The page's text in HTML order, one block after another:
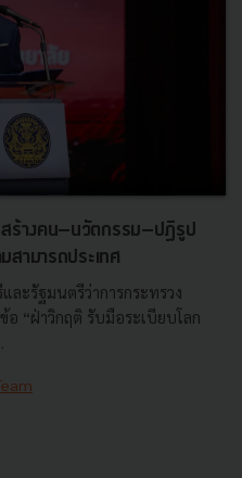
สร้างคน–นวัตกรรม–ปฏิรูป
สามารถประเทศ
ะรัฐมนตรีว่าการกระทรวง
“ฝ่าวิกฤติ รับมือระเบียบโลก